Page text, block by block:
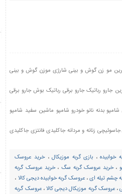
مو زن گوش و بینی شارژی موزن گوش و بینی
جارو رباتیک جارو برقی رباتیک بوش جارو برقی
بدنه نانو خودرو شامپو ماشین سفید شامپو
زنانه و مردانه جاکلیدی فانتزی جاکلیدی
خوابیده، بازی گربه موزیکال،خرید عروسک
،خرید عروسک گربه سگ ،خرید عروسک گربه
چشم تیله ای،عروسک گربه خوابیده دیجی کالا ،
،عروسک گربه موزیکال دیجی کالا،عروسک گربه